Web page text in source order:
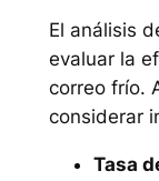
El análisis
evaluar la
correo frío.
considerar
Tasa